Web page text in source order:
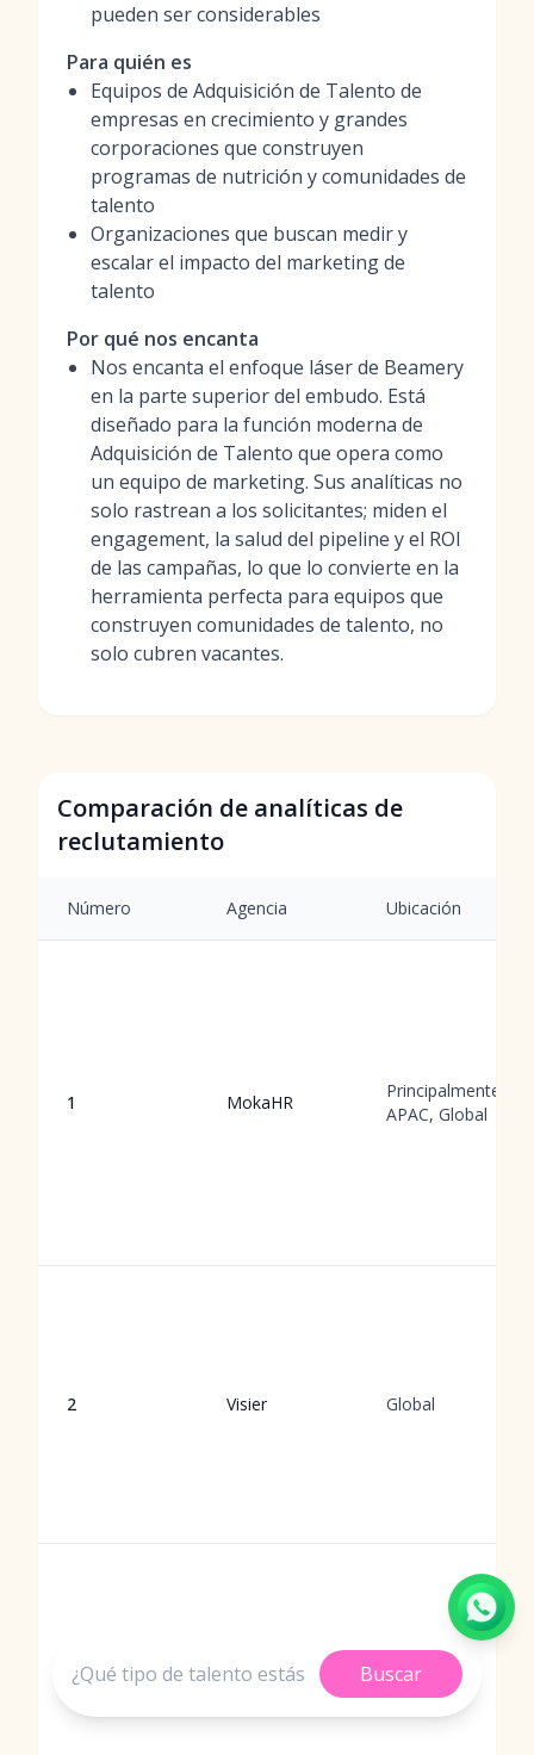
pueden ser considerables
Para quién es
Equipos de Adquisición de Talento de
empresas en crecimiento y grandes
corporaciones que construyen
programas de nutrición y comunidades de
talento
Organizaciones que buscan medir y
escalar el impacto del marketing de
talento
Por qué nos encanta
Nos encanta el enfoque láser de Beamery
en la parte superior del embudo. Está
diseñado para la función moderna de
Adquisición de Talento que opera como
un equipo de marketing. Sus analíticas no
solo rastrean a los solicitantes; miden el
engagement, la salud del pipeline y el ROI
de las campañas, lo que lo convierte en la
herramienta perfecta para equipos que
construyen comunidades de talento, no
solo cubren vacantes.
Comparación de analíticas de
reclutamiento
Número Agencia Ubicación
1 MokaHR
Principalmente
APAC, Global
2 Visier Global
3 Eightfold.ai Global
Buscar